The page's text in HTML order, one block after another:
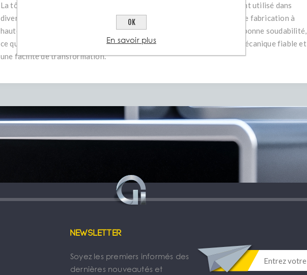
La tôle laminée à chaud S235JR est un acier de construction couramment utilisé dans
divers secteurs industriels et de la construction. Grâce à son procédé de fabrication à
haute température, elle offre une surface légèrement rugueuse et une bonne soudabilité,
ce qui la rend idéale pour des applications nécessitant une résistance mécanique fiable et
une facilité de transformation.
Newsletter
Soyez les premiers informés des
dernières nouveautés et
OK
En savoir plus